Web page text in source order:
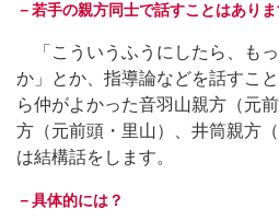
－若手の親方同士で話すことはありま
「こういうふうにしたら、も
か」とか、指導論などを話すこ
ら仲がよかった音羽山親方（元
方（元前頭・里山）、井筒親方
は結構話をします。
－具体的には？